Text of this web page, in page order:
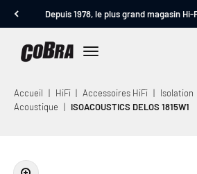
Depuis 1978, le plus grand magasin Hi-
Cobra.fr
Accueil | HiFi | Accessoires HiFi | Isolation
Acoustique | ISOACOUSTICS DELOS 1815W1
Zoomer sur l'image